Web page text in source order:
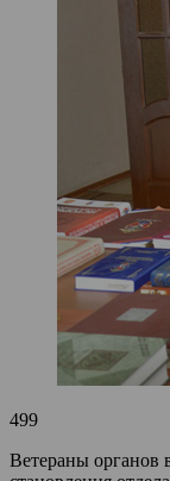
499
Ветераны органов